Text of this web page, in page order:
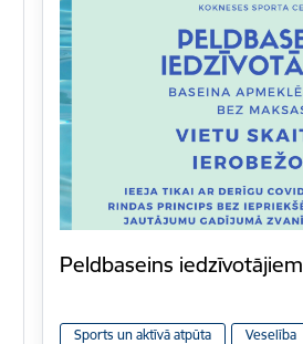
Peldbaseins iedzīvotājiem
Sports un aktīvā atpūta Veselība